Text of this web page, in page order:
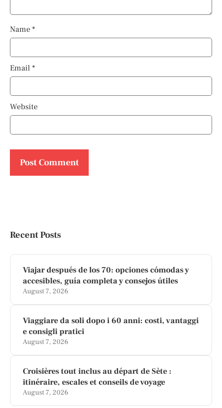
Name *
Email *
Website
Recent Posts
Viajar después de los 70: opciones cómodas y
accesibles, guía completa y consejos útiles
August 7, 2026
Viaggiare da soli dopo i 60 anni: costi, vantaggi
e consigli pratici
August 7, 2026
Croisières tout inclus au départ de Sète :
itinéraire, escales et conseils de voyage
August 7, 2026